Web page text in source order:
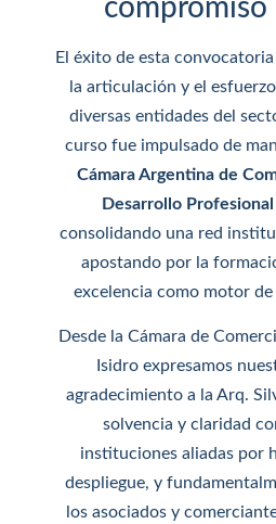
compromiso
El éxito de esta
la articulación y el
diversas entidades del
curso fue impulsado de
Cámara Argentina de
Desarrollo Profesional
consolidando una red
apostando por la
excelencia como motor
Desde la Cámara de
Isidro expresamos
agradecimiento a la Arq.
solvencia y claridad
instituciones aliadas por
despliegue, y
los asociados y